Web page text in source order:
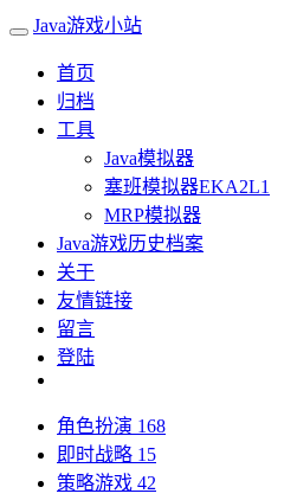
Java游戏小站
首页
归档
工具
Java模拟器
塞班模拟器EKA2L1
MRP模拟器
Java游戏历史档案
关于
友情链接
留言
登陆
角色扮演 168
即时战略 15
策略游戏 42